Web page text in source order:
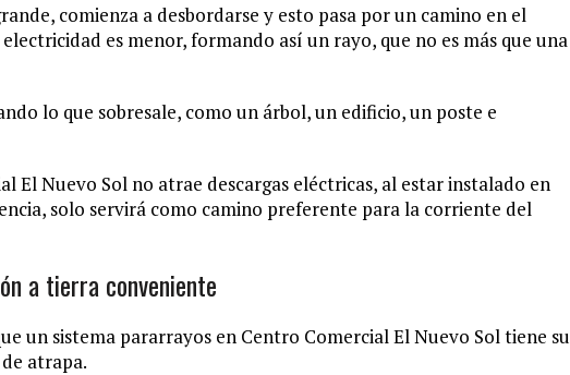
comienza a desbordarse y esto pasa por un camino en el
es menor, formando así un rayo, que no es más que una
lo que sobresale, como un árbol, un edificio, un poste e
El Nuevo Sol no atrae descargas eléctricas, al estar instalado en
solo servirá como camino preferente para la corriente del
a tierra conveniente
un sistema pararrayos en Centro Comercial El Nuevo Sol tiene su
atrapa.